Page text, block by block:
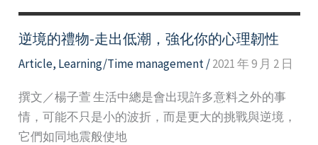
逆境的禮物-走出低潮，強化你的心理韌性
Article, Learning/Time management/2021 年 9 月 2 日
撰文／楊子萱 生活中總是會出現許多意料之外的事
情，可能不只是小的波折，而是更大的挑戰與逆境，
它們如同地震般使地